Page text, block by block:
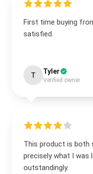
First time buying
satisfied.
T Tyler
Verified owner
This product is both
precisely what I was
outstandingly.